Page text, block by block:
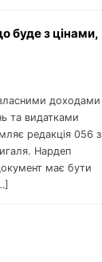
буде з цінами,
доходами
та видатками
редакція 056 з
Нардеп
має бути